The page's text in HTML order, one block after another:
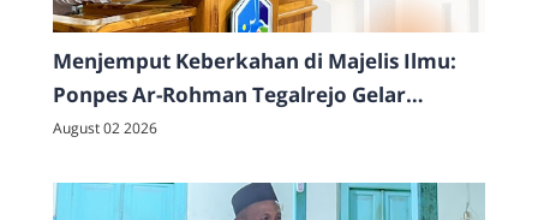
Menjemput Keberkahan di Majelis Ilmu:
Ponpes Ar-Rohman Tegalrejo Gelar
Pengaosan Ahad Legi
August 02 2026